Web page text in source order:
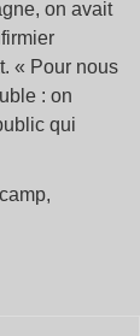
on avait
« Pour nous
: on
qui